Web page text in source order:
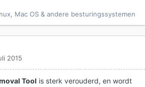
Mac OS & andere besturingssystemen
2015
Tool is sterk verouderd, en wordt